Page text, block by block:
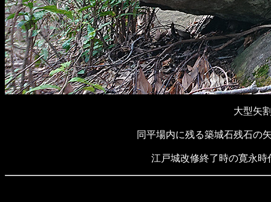
大型矢
同平場内に残る築城石残石の
江戸城改修終了時の寛永